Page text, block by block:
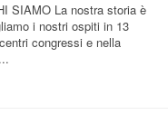
SIAMO La nostra storia è
i nostri ospiti in 13
congressi e nella